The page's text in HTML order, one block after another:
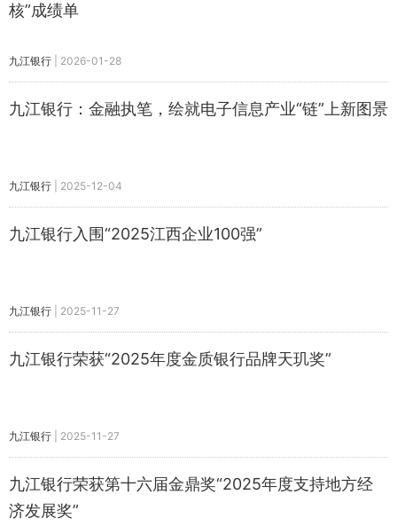
核”成绩单
九江银行 2026-01-28
九江银行：金融执笔，绘就电子信息产业“链”上新图景
九江银行 2025-12-04
九江银行入围“2025江西企业100强”
九江银行 2025-11-27
九江银行荣获“2025年度金质银行品牌天玑奖”
九江银行 2025-11-27
九江银行荣获第十六届金鼎奖“2025年度支持地方经
济发展奖”